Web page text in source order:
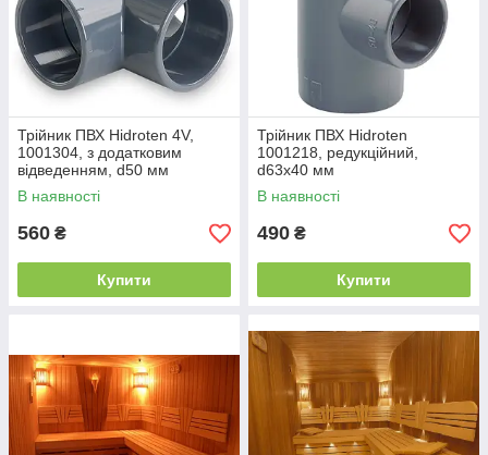
Трійник ПВХ Hidroten 4V,
1001304, з додатковим
відведенням, d50 мм
В наявності
560 ₴
Купити
Трійник ПВХ Hidroten
1001218, редукційний,
d63x40 мм
В наявності
490 ₴
Купити